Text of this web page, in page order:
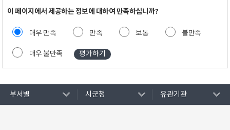
이 페이지에서 제공하는 정보에 대하여 만족하십니까?
매우 만족 만족 보통 불만족
매우 불만족
부서별 시군청 유관기관